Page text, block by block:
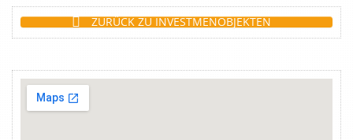
ZURÜCK ZU INVESTMENOBJEKTEN